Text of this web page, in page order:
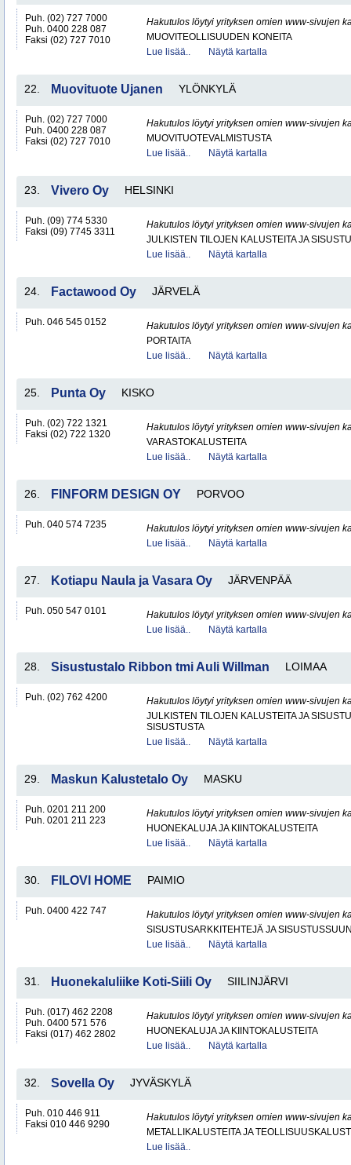
Puh. (02) 727 7000
Puh. 0400 228 087
Faksi (02) 727 7010
Hakutulos löytyi yrityksen omien www-sivujen
MUOVITEOLLISUUDEN KONEITA
Lue lisää..
Näytä kartalla
22. Muovituote Ujanen YLÖNKYLÄ
Puh. (02) 727 7000
Puh. 0400 228 087
Faksi (02) 727 7010
Hakutulos löytyi yrityksen omien www-sivujen
MUOVITUOTEVALMISTUSTA
Lue lisää..
Näytä kartalla
23. Vivero Oy HELSINKI
Puh. (09) 774 5330
Faksi (09) 7745 3311
Hakutulos löytyi yrityksen omien www-sivujen
JULKISTEN TILOJEN KALUSTEITA JA
Lue lisää..
Näytä kartalla
24. Factawood Oy JÄRVELÄ
Puh. 046 545 0152
Hakutulos löytyi yrityksen omien www-sivujen
PORTAITA
Lue lisää..
Näytä kartalla
25. Punta Oy KISKO
Puh. (02) 722 1321
Faksi (02) 722 1320
Hakutulos löytyi yrityksen omien www-sivujen
VARASTOKALUSTEITA
Lue lisää..
Näytä kartalla
26. FINFORM DESIGN OY PORVOO
Puh. 040 574 7235
Hakutulos löytyi yrityksen omien www-sivujen
Lue lisää..
Näytä kartalla
27. Kotiapu Naula ja Vasara Oy JÄRVENPÄÄ
Puh. 050 547 0101
Hakutulos löytyi yrityksen omien www-sivujen
Lue lisää..
Näytä kartalla
28. Sisustustalo Ribbon tmi Auli Willman LOIMAA
Puh. (02) 762 4200
Hakutulos löytyi yrityksen omien www-sivujen
JULKISTEN TILOJEN KALUSTEITA JA
SISUSTUSTA
Lue lisää..
Näytä kartalla
29. Maskun Kalustetalo Oy MASKU
Puh. 0201 211 200
Puh. 0201 211 223
Hakutulos löytyi yrityksen omien www-sivujen
HUONEKALUJA JA KIINTOKALUSTEITA
Lue lisää..
Näytä kartalla
30. FILOVI HOME PAIMIO
Puh. 0400 422 747
Hakutulos löytyi yrityksen omien www-sivujen
SISUSTUSARKKITEHTEJÄ JA
Lue lisää..
Näytä kartalla
31. Huonekaluliike Koti-Siili Oy SIILINJÄRVI
Puh. (017) 462 2208
Puh. 0400 571 576
Faksi (017) 462 2802
Hakutulos löytyi yrityksen omien www-sivujen
HUONEKALUJA JA KIINTOKALUSTEITA
Lue lisää..
Näytä kartalla
32. Sovella Oy JYVÄSKYLÄ
Puh. 010 446 911
Faksi 010 446 9290
Hakutulos löytyi yrityksen omien www-sivujen
METALLIKALUSTEITA JA
Lue lisää..